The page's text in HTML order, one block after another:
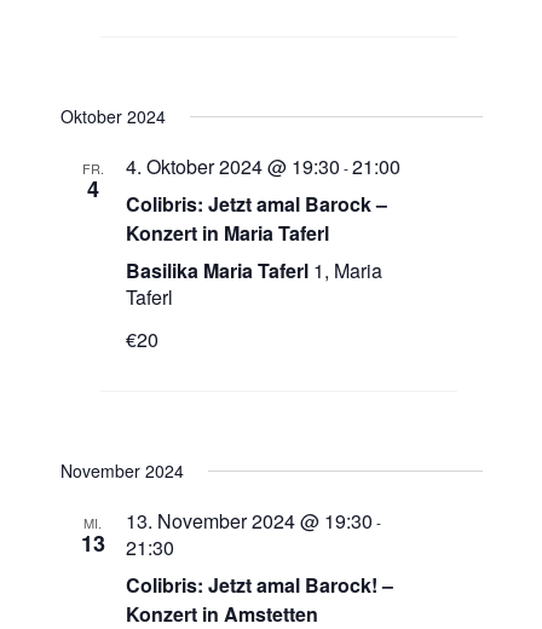
Oktober 2024
FR.
4
4. Oktober 2024 @ 19:30 -21:00
Colibris: Jetzt amal Barock –
Konzert in Maria Taferl
Basilika Maria Taferl 1, Maria
Taferl
€20
November 2024
MI.
13
13. November 2024 @ 19:30 -
21:30
Colibris: Jetzt amal Barock! –
Konzert in Amstetten